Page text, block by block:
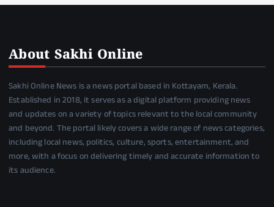
About Sakhi Online
Sakhi Online News is a news portal based in Kottayam, Kerala.
Established in 2018, it serves as a digital platform providing news
and updates on a variety of topics relevant to the local community
and beyond. The portal likely covers a wide range of news categories,
including local news, politics, culture, sports, entertainment, and
more, with a focus on delivering timely and accurate information to
its audience.